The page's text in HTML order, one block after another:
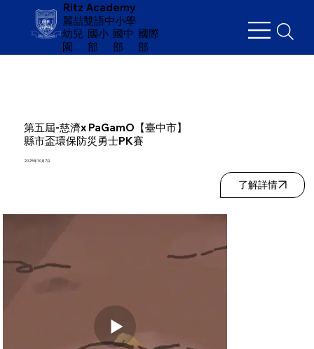
Ritz Academy
麗喆雙語中小學
幼兒
園
​國小
部
國中
部
國際
部
第五屆-慈濟x PaGamO【臺中市】
縣市盃環保防災勇士PK賽
2025年10月7日
了解詳情